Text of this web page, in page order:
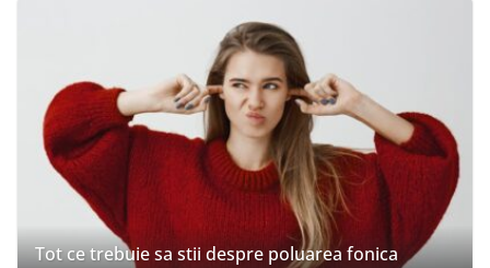
Tot ce trebuie sa stii despre poluarea fonica